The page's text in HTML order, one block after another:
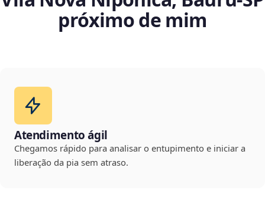
próximo de mim
Atendimento ágil
Chegamos rápido para analisar o entupimento e iniciar a
liberação da pia sem atraso.